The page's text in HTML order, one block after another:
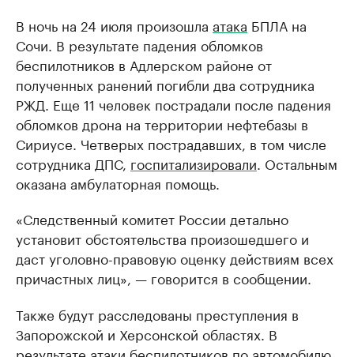
В ночь на 24 июля произошла атака БПЛА на
Сочи. В результате падения обломков
беспилотников в Адлерском районе от
полученных ранений погибли два сотрудника
РЖД. Еще 11 человек пострадали после падения
обломков дрона на территории нефтебазы в
Сириусе. Четверых пострадавших, в том числе
сотрудника ДПС, госпитализировали . Остальным
оказана амбулаторная помощь.
«Следственный комитет России детально
установит обстоятельства произошедшего и
даст уголовно-правовую оценку действиям всех
причастных лиц», — говорится в сообщении.
Также будут расследованы преступления в
Запорожской и Херсонской областях. В